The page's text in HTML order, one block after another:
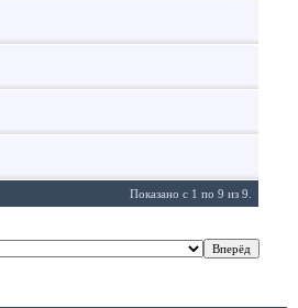
Показано с 1 по 9 из 9.